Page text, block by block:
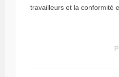
travailleurs et la conformité